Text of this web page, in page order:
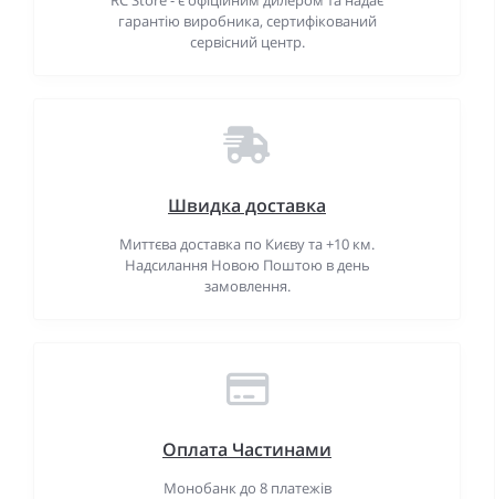
гарантію виробника, сертифікований
сервісний центр.
Швидка доставка
Миттєва доставка по Києву та +10 км.
Надсилання Новою Поштою в день
замовлення.
Оплата Частинами
Монобанк до 8 платежів